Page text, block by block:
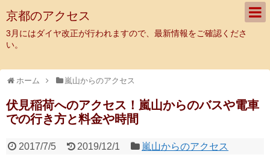
京都のアクセス
3月にはダイヤ改正が行われますので、最新情報をご確認くださ
い。
ホーム 嵐山からのアクセス
伏見稲荷へのアクセス！嵐山からのバスや電車
での行き方と料金や時間
2017/7/5 2019/12/1 嵐山からのアクセス